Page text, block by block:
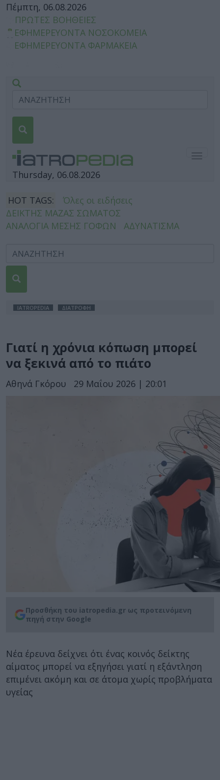
Πέμπτη, 06.08.2026
ΠΡΩΤΕΣ ΒΟΗΘΕΙΕΣ
ΕΦΗΜΕΡΕΥΟΝΤΑ ΝΟΣΟΚΟΜΕΙΑ
ΕΦΗΜΕΡΕΥΟΝΤΑ ΦΑΡΜΑΚΕΙΑ
Thursday, 06.08.2026
HOT TAGS:
Όλες οι ειδήσεις
ΔΕΙΚΤΗΣ ΜΑΖΑΣ ΣΩΜΑΤΟΣ
ΑΝΑΛΟΓΙΑ ΜΕΣΗΣ ΓΟΦΩΝ
ΑΔΥΝΑΤΙΣΜΑ
IATROPEDIA ΔΙΑΤΡΟΦΗ
Γιατί η χρόνια κόπωση μπορεί
να ξεκινά από το πιάτο
Αθηνά Γκόρου 29 Μαΐου 2026 | 20:01
Προσθήκη του iatropedia.gr ως προτεινόμενη
πηγή στην Google
Νέα έρευνα δείχνει ότι ένας κοινός δείκτης
αίματος μπορεί να εξηγήσει γιατί η εξάντληση
επιμένει ακόμη και σε άτομα χωρίς προβλήματα
υγείας